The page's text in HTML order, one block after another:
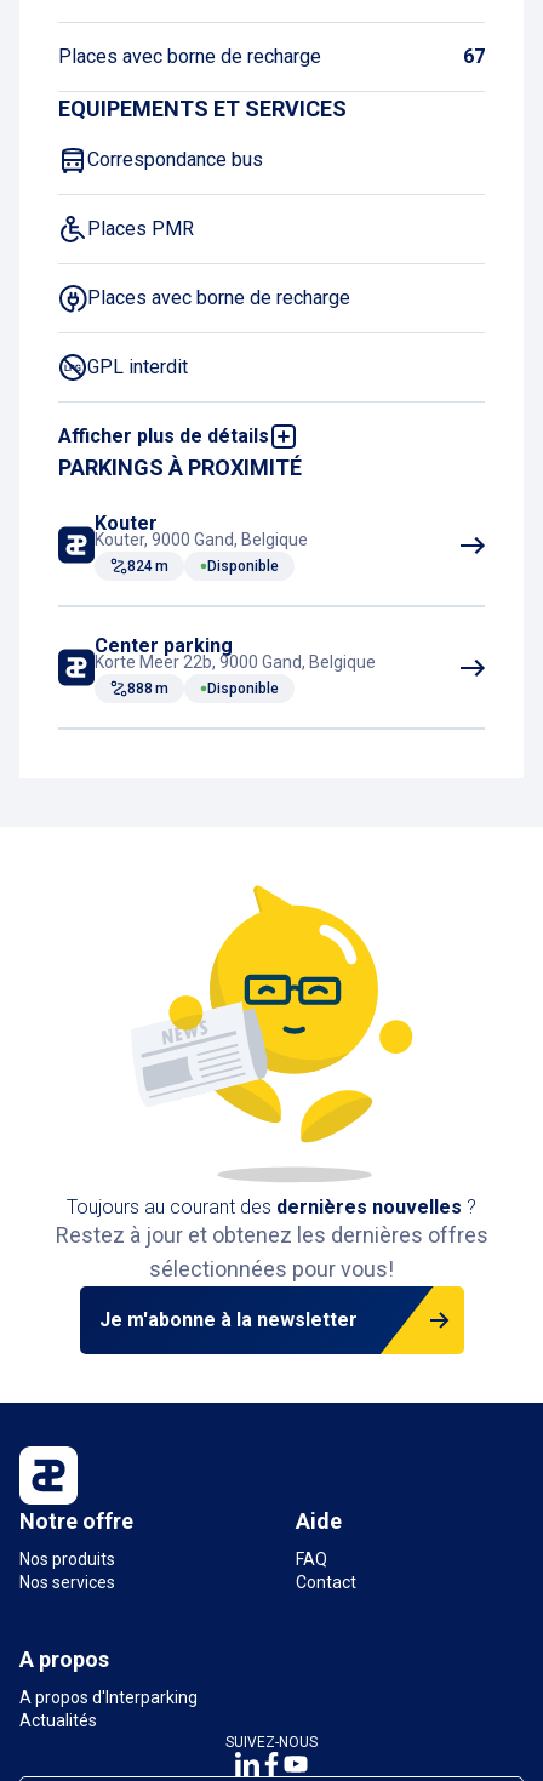
Places avec borne de recharge 67
EQUIPEMENTS ET SERVICES
Correspondance bus
Places PMR
Places avec borne de recharge
GPL interdit
Afficher plus de détails
Acheter un ticket en ligne
Correspondance tram
PARKINGS À PROXIMITÉ
Kouter
Kouter, 9000 Gand, Belgique
824 m Disponible
Center parking
Korte Meer 22b, 9000 Gand, Belgique
888 m Disponible
Toujours au courant des dernières nouvelles ?
Restez à jour et obtenez les dernières offres
sélectionnées pour vous!
Je m'abonne à la newsletter
Notre offre
Nos produits
Nos services
Aide
FAQ
Contact
A propos
A propos d'Interparking
Actualités
SUIVEZ-NOUS